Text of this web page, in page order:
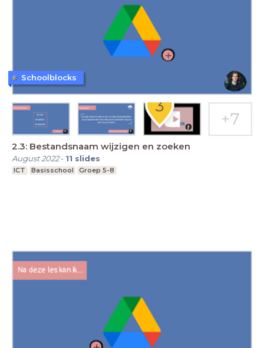
2.3: Bestandsnaam wijzigen en zoeken
August 2022- 11 slides
ICT Basisschool Groep 5-8
Schoolblocks